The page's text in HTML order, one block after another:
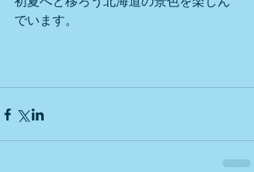
でいます。